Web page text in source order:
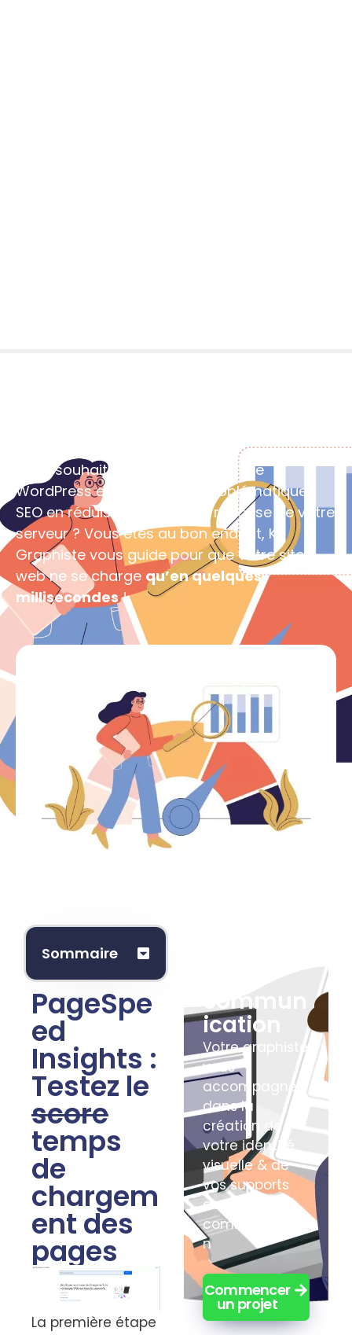
Vous souhaitez optimiser votre site
WordPress et corriger vos problématiques
SEO en réduisant le délai de réponse de votre
serveur ? Vous êtes au bon endroit, K-
Graphiste vous guide pour que votre site
web ne se charge qu’en quelques
millisecondes!
Sommaire
PageSpe
ed
Insights :
Testez le
score
temps
de
chargem
ent des
pages
La première étape
commun
ication
Votre graphiste
vous
accompagne
dans la
création de
votre identité
visuelle & de
vos supports
de
communicatio
n
Commencer
un projet